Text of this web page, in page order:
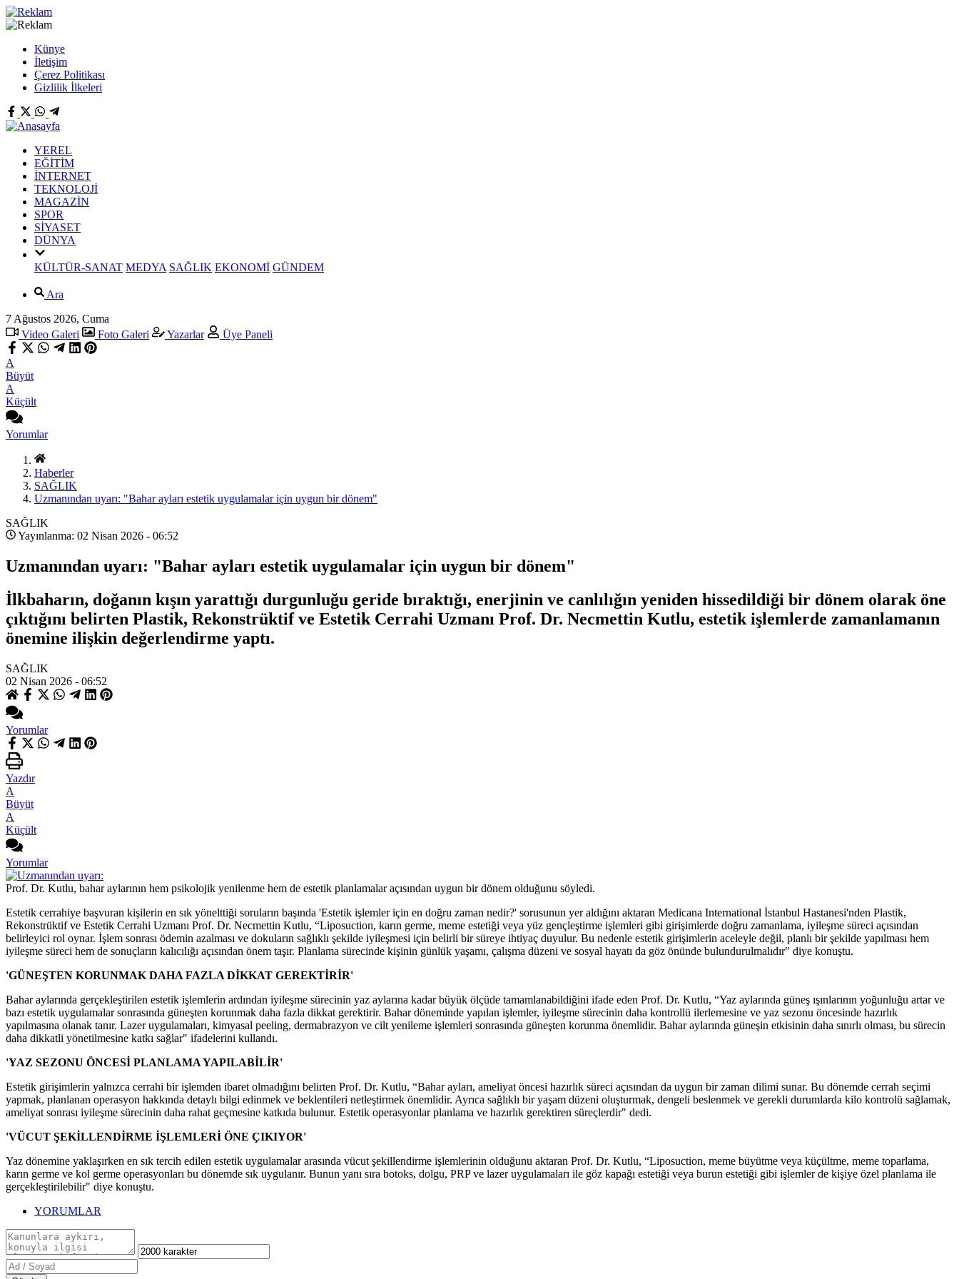
Künye
İletişim
Çerez Politikası
Gizlilik İlkeleri
YEREL
EĞİTİM
İNTERNET
TEKNOLOJİ
MAGAZİN
SPOR
SİYASET
DÜNYA
KÜLTÜR-SANAT MEDYA SAĞLIK EKONOMİ GÜNDEM
Ara
7 Ağustos 2026, Cuma
Video Galeri
Foto Galeri Yazarlar Üye Paneli
A
Büyüt
A
Küçült
Yorumlar
Haberler
SAĞLIK
Uzmanından uyarı: "Bahar ayları estetik uygulamalar için uygun bir dönem"
SAĞLIK
Yayınlanma: 02 Nisan 2026 - 06:52
Uzmanından uyarı: "Bahar ayları estetik uygulamalar için uygun bir dönem"
İlkbaharın, doğanın kışın yarattığı durgunluğu geride bıraktığı, enerjinin ve canlılığın yeniden hissedildiği bir dönem olarak öne
çıktığını belirten Plastik, Rekonstrüktif ve Estetik Cerrahi Uzmanı Prof. Dr. Necmettin Kutlu, estetik işlemlerde zamanlamanın
önemine ilişkin değerlendirme yaptı.
SAĞLIK
02 Nisan 2026 - 06:52
Yorumlar
Yazdır
A
Büyüt
A
Küçült
Yorumlar
Prof. Dr. Kutlu, bahar aylarının hem psikolojik yenilenme hem de estetik planlamalar açısından uygun bir dönem olduğunu söyledi.
Estetik cerrahiye başvuran kişilerin en sık yönelttiği soruların başında 'Estetik işlemler için en doğru zaman nedir?' sorusunun yer aldığını aktaran Medicana International İstanbul Hastanesi'nden Plastik,
Rekonstrüktif ve Estetik Cerrahi Uzmanı Prof. Dr. Necmettin Kutlu, “Liposuction, karın germe, meme estetiği veya yüz gençleştirme işlemleri gibi girişimlerde doğru zamanlama, iyileşme süreci açısından
belirleyici rol oynar. İşlem sonrası ödemin azalması ve dokuların sağlıklı şekilde iyileşmesi için belirli bir süreye ihtiyaç duyulur. Bu nedenle estetik girişimlerin aceleyle değil, planlı bir şekilde yapılması hem
iyileşme süreci hem de sonuçların kalıcılığı açısından önem taşır. Planlama sürecinde kişinin günlük yaşamı, çalışma düzeni ve sosyal hayatı da göz önünde bulundurulmalıdır" diye konuştu.
'GÜNEŞTEN KORUNMAK DAHA FAZLA DİKKAT GEREKTİRİR'
Bahar aylarında gerçekleştirilen estetik işlemlerin ardından iyileşme sürecinin yaz aylarına kadar büyük ölçüde tamamlanabildiğini ifade eden Prof. Dr. Kutlu, “Yaz aylarında güneş ışınlarının yoğunluğu artar ve
bazı estetik uygulamalar sonrasında güneşten korunmak daha fazla dikkat gerektirir. Bahar döneminde yapılan işlemler, iyileşme sürecinin daha kontrollü ilerlemesine ve yaz sezonu öncesinde hazırlık
yapılmasına olanak tanır. Lazer uygulamaları, kimyasal peeling, dermabrazyon ve cilt yenileme işlemleri sonrasında güneşten korunma önemlidir. Bahar aylarında güneşin etkisinin daha sınırlı olması, bu sürecin
daha dikkatli yönetilmesine katkı sağlar" ifadelerini kullandı.
'YAZ SEZONU ÖNCESİ PLANLAMA YAPILABİLİR'
Estetik girişimlerin yalnızca cerrahi bir işlemden ibaret olmadığını belirten Prof. Dr. Kutlu, “Bahar ayları, ameliyat öncesi hazırlık süreci açısından da uygun bir zaman dilimi sunar. Bu dönemde cerrah seçimi
yapmak, planlanan operasyon hakkında detaylı bilgi edinmek ve beklentileri netleştirmek önemlidir. Ayrıca sağlıklı bir yaşam düzeni oluşturmak, dengeli beslenmek ve gerekli durumlarda kilo kontrolü sağlamak,
ameliyat sonrası iyileşme sürecinin daha rahat geçmesine katkıda bulunur. Estetik operasyonlar planlama ve hazırlık gerektiren süreçlerdir" dedi.
'VÜCUT ŞEKİLLENDİRME İŞLEMLERİ ÖNE ÇIKIYOR'
Yaz dönemine yaklaşırken en sık tercih edilen estetik uygulamalar arasında vücut şekillendirme işlemlerinin olduğunu aktaran Prof. Dr. Kutlu, “Liposuction, meme büyütme veya küçültme, meme toparlama,
karın germe ve kol germe operasyonları bu dönemde sık uygulanır. Bunun yanı sıra botoks, dolgu, PRP ve lazer uygulamaları ile göz kapağı estetiği veya burun estetiği gibi işlemler de kişiye özel planlama ile
gerçekleştirilebilir" diye konuştu.
YORUMLAR